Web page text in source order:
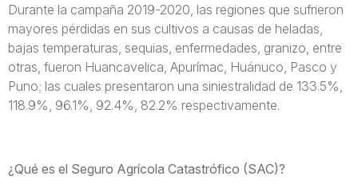
Durante la campaña 2019-2020, las regiones que sufrieron
mayores pérdidas en sus cultivos a causas de heladas,
bajas temperaturas, sequias, enfermedades, granizo, entre
otras, fueron Huancavelica, Apurímac, Huánuco, Pasco y
Puno; las cuales presentaron una siniestralidad de 133.5%,
118.9%, 96.1%, 92.4%, 82.2% respectivamente.
¿Qué es el Seguro Agrícola Catastrófico (SAC)?